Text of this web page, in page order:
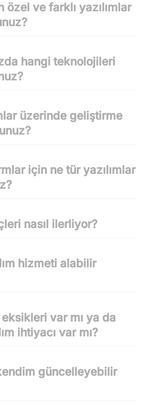
özel ve farklı yazılımlar
hangi teknolojileri
üzerinde geliştirme
için ne tür yazılımlar
nasıl ilerliyor?
hizmeti alabilir
var mı ya da
ihtiyacı var mı?
güncelleyebilir